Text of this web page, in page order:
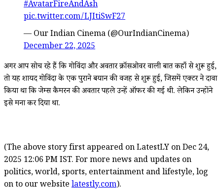
#AvatarFireAndAsh
pic.twitter.com/LJItiSwF27
— Our Indian Cinema (@OurIndianCinema)
December 22, 2025
अगर आप सोच रहे हैं कि गोविंदा और अवतार क्रॉसओवर वाली बात कहाँ से शुरू हुई,
तो यह शायद गोविंदा के एक पुराने बयान की वजह से शुरू हुई, जिसमें एक्टर ने दावा
किया था कि जेम्स कैमरन की अवतार पहले उन्हें ऑफर की गई थी. लेकिन उन्होंने
इसे मना कर दिया था.
(The above story first appeared on LatestLY on Dec 24,
2025 12:06 PM IST. For more news and updates on
politics, world, sports, entertainment and lifestyle, log
on to our website latestly.com).